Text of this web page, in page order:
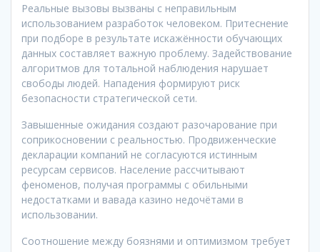
Реальные вызовы вызваны с неправильным
использованием разработок человеком. Притеснение
при подборе в результате искажённости обучающих
данных составляет важную проблему. Задействование
алгоритмов для тотальной наблюдения нарушает
свободы людей. Нападения формируют риск
безопасности стратегической сети.
Завышенные ожидания создают разочарование при
соприкосновении с реальностью. Продвиженческие
декларации компаний не согласуются истинным
ресурсам сервисов. Население рассчитывают
феноменов, получая программы с обильными
недостатками и вавада казино недочётами в
использовании.
Соотношение между боязнями и оптимизмом требует